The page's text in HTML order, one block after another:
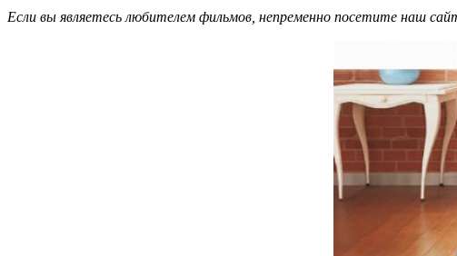
Если вы являетесь любителем фильмов, непременно посетите наш